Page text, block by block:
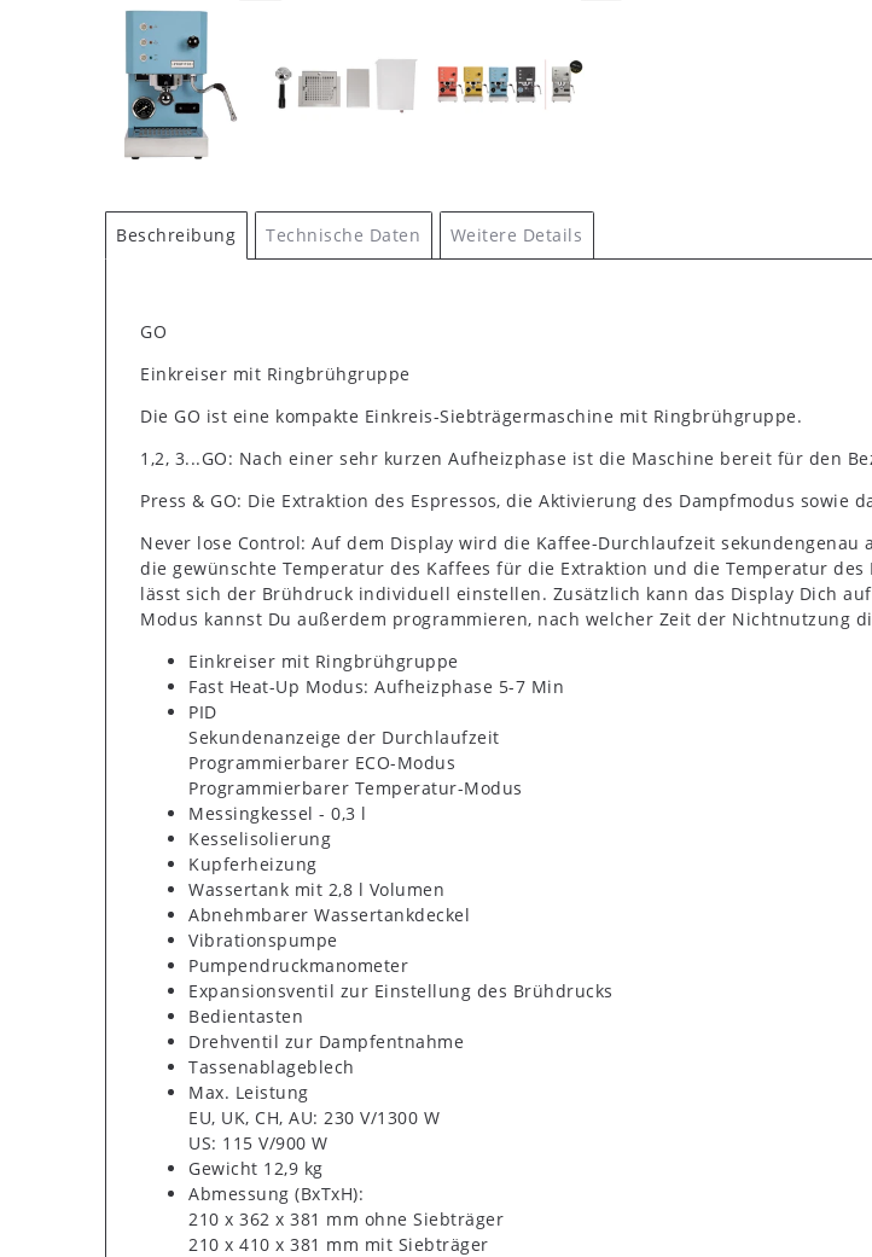
Beschreibung Technische Daten Weitere Details
GO
Einkreiser mit Ringbrühgruppe
Die GO ist eine kompakte Einkreis-Siebträgermaschine mit Ringbrühgruppe.
1,2, 3...GO: Nach einer sehr kurzen Aufheizphase ist die Maschine bereit für den
Press & GO: Die Extraktion des Espressos, die Aktivierung des Dampfmodus
Never lose Control: Auf dem Display wird die Kaffee-Durchlaufzeit
die gewünschte Temperatur des Kaffees für die Extraktion und die Temperatur
lässt sich der Brühdruck individuell einstellen. Zusätzlich kann das Display Dich
Modus kannst Du außerdem programmieren, nach welcher Zeit der Nichtnutzung
Einkreiser mit Ringbrühgruppe
Fast Heat-Up Modus: Aufheizphase 5-7 Min
PID
Sekundenanzeige der Durchlaufzeit
Programmierbarer ECO-Modus
Programmierbarer Temperatur-Modus
Messingkessel - 0,3 l
Kesselisolierung
Kupferheizung
Wassertank mit 2,8 l Volumen
Abnehmbarer Wassertankdeckel
Vibrationspumpe
Pumpendruckmanometer
Expansionsventil zur Einstellung des Brühdrucks
Bedientasten
Drehventil zur Dampfentnahme
Tassenablageblech
Max. Leistung
EU, UK, CH, AU: 230 V/1300 W
US: 115 V/900 W
Gewicht 12,9 kg
Abmessung (BxTxH):
210 x 362 x 381 mm ohne Siebträger
210 x 410 x 381 mm mit Siebträger